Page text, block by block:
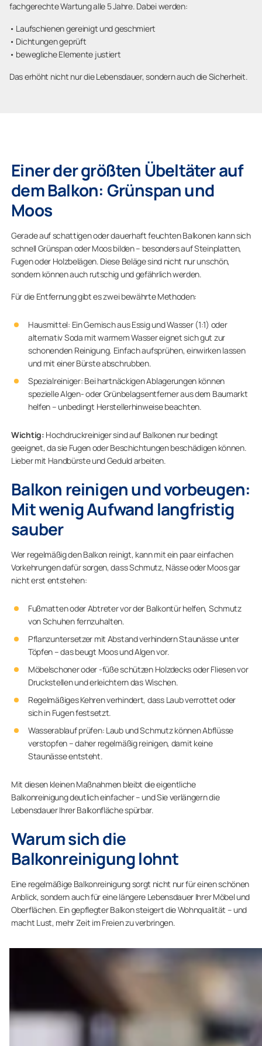
fachgerechte Wartung alle 5 Jahre. Dabei werden:
• Laufschienen gereinigt und geschmiert
• Dichtungen geprüft
• bewegliche Elemente justiert
Das erhöht nicht nur die Lebensdauer, sondern auch die Sicherheit.
Einer der größten Übeltäter auf
dem Balkon: Grünspan und
Moos
Gerade auf schattigen oder dauerhaft feuchten Balkonen kann sich
schnell Grünspan oder Moos bilden – besonders auf Steinplatten,
Fugen oder Holzbelägen. Diese Beläge sind nicht nur unschön,
sondern können auch rutschig und gefährlich werden.
Für die Entfernung gibt es zwei bewährte Methoden:
Hausmittel: Ein Gemisch aus Essig und Wasser (1:1) oder
alternativ Soda mit warmem Wasser eignet sich gut zur
schonenden Reinigung. Einfach aufsprühen, einwirken lassen
und mit einer Bürste abschrubben.
Spezialreiniger: Bei hartnäckigen Ablagerungen können
spezielle Algen- oder Grünbelagsentferner aus dem Baumarkt
helfen – unbedingt Herstellerhinweise beachten.
Wichtig: Hochdruckreiniger sind auf Balkonen nur bedingt
geeignet, da sie Fugen oder Beschichtungen beschädigen können.
Lieber mit Handbürste und Geduld arbeiten.
Balkon reinigen und vorbeugen:
Mit wenig Aufwand langfristig
sauber
Wer regelmäßig den Balkon reinigt, kann mit ein paar einfachen
Vorkehrungen dafür sorgen, dass Schmutz, Nässe oder Moos gar
nicht erst entstehen:
Fußmatten oder Abtreter vor der Balkontür helfen, Schmutz
von Schuhen fernzuhalten.
Pflanzuntersetzer mit Abstand verhindern Staunässe unter
Töpfen – das beugt Moos und Algen vor.
Möbelschoner oder -füße schützen Holzdecks oder Fliesen vor
Druckstellen und erleichtern das Wischen.
Regelmäßiges Kehren verhindert, dass Laub verrottet oder
sich in Fugen festsetzt.
Wasserablauf prüfen: Laub und Schmutz können Abflüsse
verstopfen – daher regelmäßig reinigen, damit keine
Staunässe entsteht.
Mit diesen kleinen Maßnahmen bleibt die eigentliche
Balkonreinigung deutlich einfacher – und Sie verlängern die
Lebensdauer Ihrer Balkonfläche spürbar.
Warum sich die
Balkonreinigung lohnt
Eine regelmäßige Balkonreinigung sorgt nicht nur für einen schönen
Anblick, sondern auch für eine längere Lebensdauer Ihrer Möbel und
Oberflächen. Ein gepflegter Balkon steigert die Wohnqualität – und
macht Lust, mehr Zeit im Freien zu verbringen.